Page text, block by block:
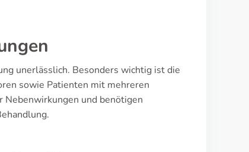
unerlässlich. Besonders wichtig ist die
sowie Patienten mit mehreren
Nebenwirkungen und benötigen